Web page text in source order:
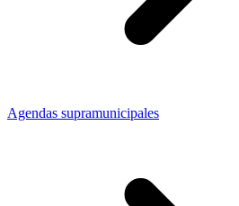
Agendas supramunicipales